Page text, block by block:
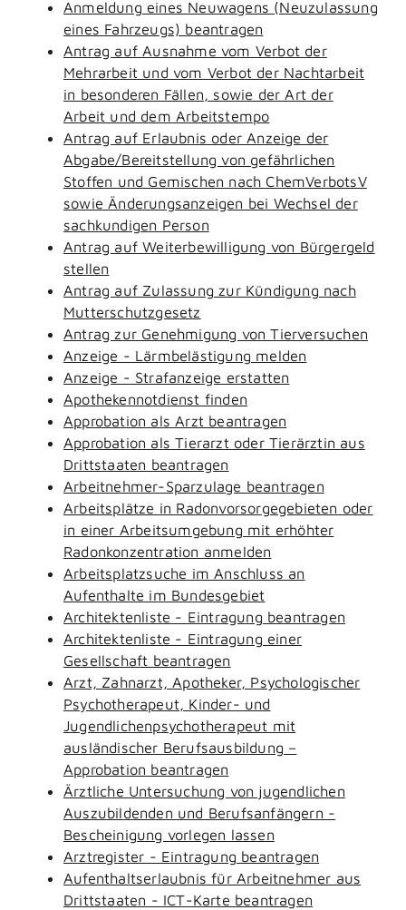
Anmeldung eines Neuwagens (Neuzulassung
eines Fahrzeugs) beantragen
Antrag auf Ausnahme vom Verbot der
Mehrarbeit und vom Verbot der Nachtarbeit
in besonderen Fällen, sowie der Art der
Arbeit und dem Arbeitstempo
Antrag auf Erlaubnis oder Anzeige der
Abgabe/Bereitstellung von gefährlichen
Stoffen und Gemischen nach ChemVerbotsV
sowie Änderungsanzeigen bei Wechsel der
sachkundigen Person
Antrag auf Weiterbewilligung von Bürgergeld
stellen
Antrag auf Zulassung zur Kündigung nach
Mutterschutzgesetz
Antrag zur Genehmigung von Tierversuchen
Anzeige - Lärmbelästigung melden
Anzeige - Strafanzeige erstatten
Apothekennotdienst finden
Approbation als Arzt beantragen
Approbation als Tierarzt oder Tierärztin aus
Drittstaaten beantragen
Arbeitnehmer-Sparzulage beantragen
Arbeitsplätze in Radonvorsorgegebieten oder
in einer Arbeitsumgebung mit erhöhter
Radonkonzentration anmelden
Arbeitsplatzsuche im Anschluss an
Aufenthalte im Bundesgebiet
Architektenliste - Eintragung beantragen
Architektenliste - Eintragung einer
Gesellschaft beantragen
Arzt, Zahnarzt, Apotheker, Psychologischer
Psychotherapeut, Kinder- und
Jugendlichenpsychotherapeut mit
ausländischer Berufsausbildung –
Approbation beantragen
Ärztliche Untersuchung von jugendlichen
Auszubildenden und Berufsanfängern -
Bescheinigung vorlegen lassen
Arztregister - Eintragung beantragen
Aufenthaltserlaubnis für Arbeitnehmer aus
Drittstaaten - ICT-Karte beantragen